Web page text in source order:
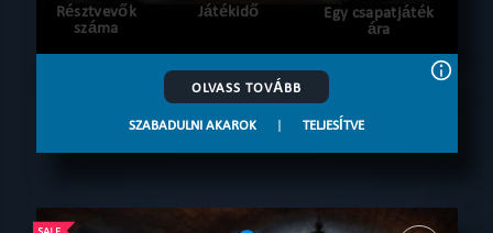
Résztvevők
száma
Játékidő
Egy csapatjáték
ára
OLVASS TOVÁBB
SZABADULNI AKAROK | TELJESÍTVE